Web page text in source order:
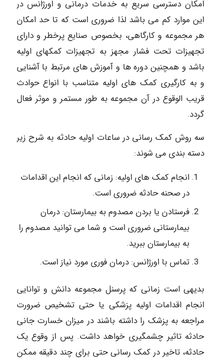
امکان دسترسی سریع به خدمات درمانی و اورژانس در
این موارد کم می باشد لذا ضروری است که تا حد امکان
هر مجموعه و کارگاهی، بخصوص صنایع پرخطر و دارای
تجهیزات تحت فشار مجهز به تجهیزات کمکهای اولیه
باشد و همچنین دوره ها و آموزش های مرتبط با آشنایی
و به کارگیری کمک های اولیه متناسب با انواع حوادث
قریب الوقوع در آن مجموعه به طور مستمر و موثر فعال
گردد.
سه روش کمک رسانی در ساعات اولیه حادثه به شرح زیر
دسته بندی می شوند:
انجام کمک های اولیه: زمانی که انجام این اقدامات
در صحنه حادثه ضروری است.
فرستادن یا بردن مصدوم به بیمارستان: درمان
بیمارستانی ضروری است و شما می توانید مصدوم را
به بیمارستان ببرید.
تماس با اورژانس: درمان فوری مورد نیاز است.
بدیهی است زمانی که پرسنل مجموعه دانش و توانایی
انجام اقدامات اولیه پزشکی یا حتی تشخیص ضرورت
مراجعه به پزشک را داشته باشند در میزان خسارت جانی
حادثه تاثیر چشمگیری خواهد داشت. پس از وقوع یک
حادثه، تاخیر در کمک رسانی حتی برای چند دقیقه ممکن